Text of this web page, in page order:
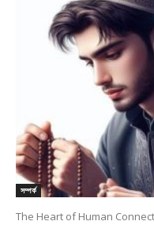
সম্পর্ক
The Heart of Human